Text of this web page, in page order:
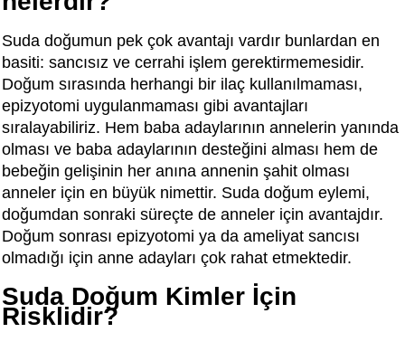
Suda doğumun pek çok avantajı vardır bunlardan en
basiti: sancısız ve cerrahi işlem gerektirmemesidir.
Doğum sırasında herhangi bir ilaç kullanılmaması,
epizyotomi uygulanmaması gibi avantajları
sıralayabiliriz. Hem baba adaylarının annelerin yanında
olması ve baba adaylarının desteğini alması hem de
bebeğin gelişinin her anına annenin şahit olması
anneler için en büyük nimettir. Suda doğum eylemi,
doğumdan sonraki süreçte de anneler için avantajdır.
Doğum sonrası epizyotomi ya da ameliyat sancısı
olmadığı için anne adayları çok rahat etmektedir.
Suda Doğum Kimler İçin
Risklidir?